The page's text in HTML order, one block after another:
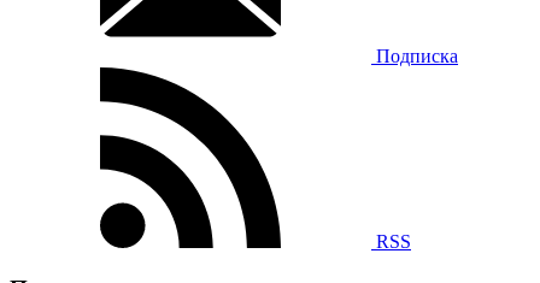
Подписка
RSS